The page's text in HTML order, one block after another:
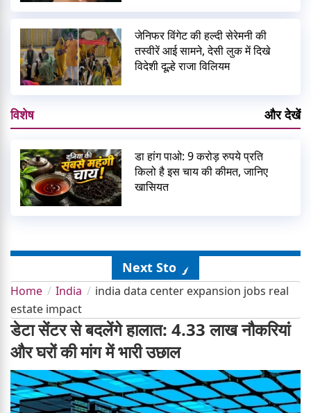
जेनिफर विंगेट की हल्दी सेरेमनी की
तस्वीरें आई सामने, देसी लुक में दिखे
विदेशी दूल्हे राजा विलियम
विशेष और देखें
डा हांग पाओ: 9 करोड़ रुपये प्रति
किलो है इस चाय की कीमत, जानिए
खासियत
Next Story
Home India
india data center expansion jobs real
estate impact
डेटा सेंटर से बदलेंगे हालात: 4.33 लाख नौकरियां
और घरों की मांग में भारी उछाल